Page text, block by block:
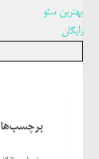
بهترین سئو
رایگان
برچسب‌ها